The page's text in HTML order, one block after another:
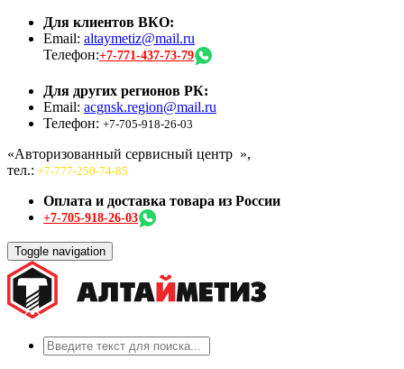
Для клиентов ВКО:
Email: altaymetiz@mail.ru
Телефон:+7-771-437-73-79
Для других регионов РК:
Email: acgnsk.region@mail.ru
Телефон: +7-705-918-26-03
«Авторизованный сервисный центр »,
тел.: +7-777-250-74-85
Оплата и доставка товара из России
+7-705-918-26-03
Toggle navigation